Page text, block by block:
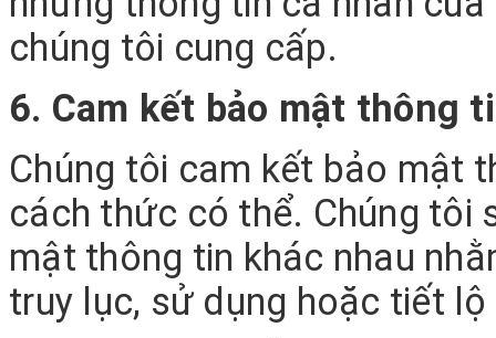
chúng tôi cung cấp.
6. Cam kết bảo mật thông
Chúng tôi cam kết bảo mật
cách thức có thể. Chúng tôi
mật thông tin khác nhau
truy lục, sử dụng hoặc tiết